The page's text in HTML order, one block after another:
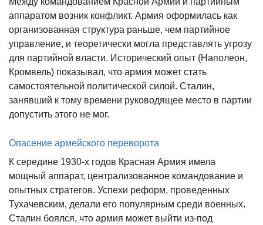
аппаратом возник конфликт. Армия оформилась как
организованная структура раньше, чем партийное
управление, и теоретически могла представлять угрозу
для партийной власти. Исторический опыт (Наполеон,
Кромвель) показывал, что армия может стать
самостоятельной политической силой. Сталин,
занявший к тому времени руководящее место в партии
допустить этого не мог.
Опасение армейского переворота
К середине 1930-х годов Красная Армия имела
мощный аппарат, централизованное командование и
опытных стратегов. Успехи реформ, проведенных
Тухачевским, делали его популярным среди военных.
Сталин боялся, что армия может выйти из-под